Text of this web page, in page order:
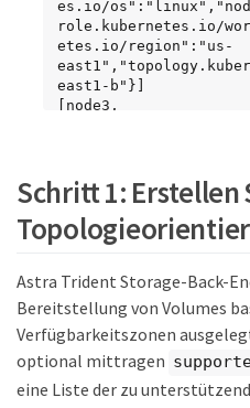
es.io/
role.kubernetes.io/
etes.io/region":"us-
east1-b"}]
[node3,
es.io/
role.kubernetes.io/
etes.io/region":"us-
Schritt 1: Erstellen
Astra Trident Storage-Back-
Bereitstellung von Volumes
Verfügbarkeitszonen
optional mittragen
eine Liste der zu